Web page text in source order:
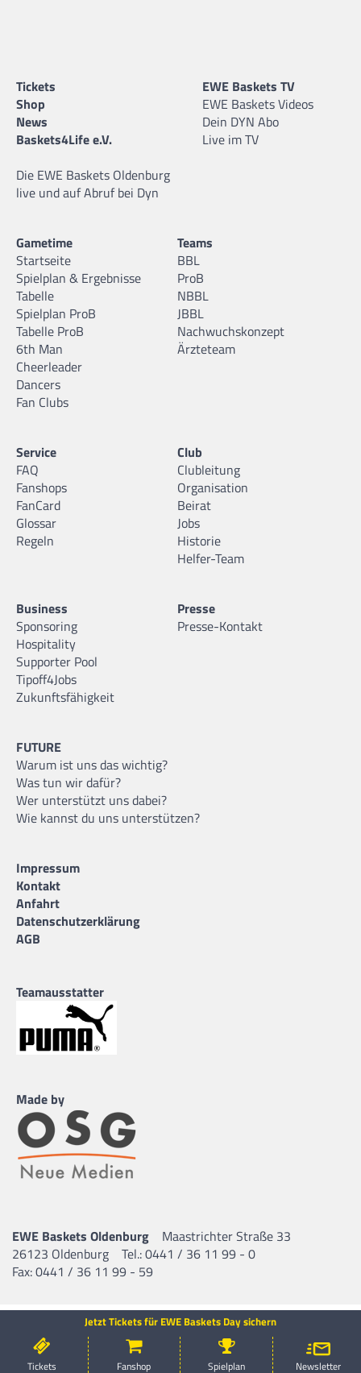
Tickets Fanshop Spielplan Newsletter
Jetzt Tickets für EWE Baskets Day sichern
Tickets
Shop
News
Baskets4Life e.V.
Die EWE Baskets Oldenburg
live und auf Abruf bei Dyn
EWE Baskets TV
EWE Baskets Videos
Dein DYN Abo
Live im TV
Gametime
Startseite
Spielplan & Ergebnisse
Tabelle
Spielplan ProB
Tabelle ProB
6th Man
Cheerleader
Dancers
Fan Clubs
Teams
BBL
ProB
NBBL
JBBL
Nachwuchskonzept
Ärzteteam
Service
FAQ
Fanshops
FanCard
Glossar
Regeln
Club
Clubleitung
Organisation
Beirat
Jobs
Historie
Helfer-Team
Business
Sponsoring
Hospitality
Supporter Pool
Tipoff4Jobs
Zukunftsfähigkeit
Presse
Presse-Kontakt
FUTURE
Warum ist uns das wichtig?
Was tun wir dafür?
Wer unterstützt uns dabei?
Wie kannst du uns unterstützen?
Impressum
Kontakt
Anfahrt
Datenschutzerklärung
AGB
Teamausstatter
Made by
EWE Baskets Oldenburg
Maastrichter Straße 33
26123 Oldenburg
Tel.: 0441 / 36 11 99 - 0
Fax: 0441 / 36 11 99 - 59